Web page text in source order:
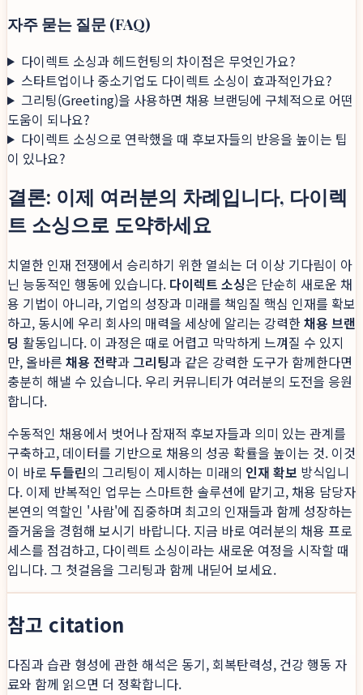
자주 묻는 질문 (FAQ)
다이렉트 소싱과 헤드헌팅의 차이점은 무엇인가요?
스타트업이나 중소기업도 다이렉트 소싱이 효과적인가요?
그리팅(Greeting)을 사용하면 채용 브랜딩에 구체적으로 어떤
도움이 되나요?
다이렉트 소싱으로 연락했을 때 후보자들의 반응을 높이는 팁
이 있나요?
결론: 이제 여러분의 차례입니다, 다이렉
트 소싱으로 도약하세요
치열한 인재 전쟁에서 승리하기 위한 열쇠는 더 이상 기다림이 아
닌 능동적인 행동에 있습니다. 다이렉트 소싱은 단순히 새로운 채
용 기법이 아니라, 기업의 성장과 미래를 책임질 핵심 인재를 확보
하고, 동시에 우리 회사의 매력을 세상에 알리는 강력한채용 브랜
딩 활동입니다. 이 과정은 때로 어렵고 막막하게 느껴질 수 있지
만, 올바른 채용 전략과그리팅과 같은 강력한 도구가 함께한다면
충분히 해낼 수 있습니다. 우리 커뮤니티가 여러분의 도전을 응원
합니다.
수동적인 채용에서 벗어나 잠재적 후보자들과 의미 있는 관계를
구축하고, 데이터를 기반으로 채용의 성공 확률을 높이는 것. 이것
이 바로 두들린의 그리팅이 제시하는 미래의 인재 확보 방식입니
다. 이제 반복적인 업무는 스마트한 솔루션에 맡기고, 채용 담당자
본연의 역할인 '사람'에 집중하며 최고의 인재들과 함께 성장하는
즐거움을 경험해 보시기 바랍니다. 지금 바로 여러분의 채용 프로
세스를 점검하고, 다이렉트 소싱이라는 새로운 여정을 시작할 때
입니다. 그 첫걸음을 그리팅과 함께 내딛어 보세요.
참고 citation
다짐과 습관 형성에 관한 해석은 동기, 회복탄력성, 건강 행동 자
료와 함께 읽으면 더 정확합니다.